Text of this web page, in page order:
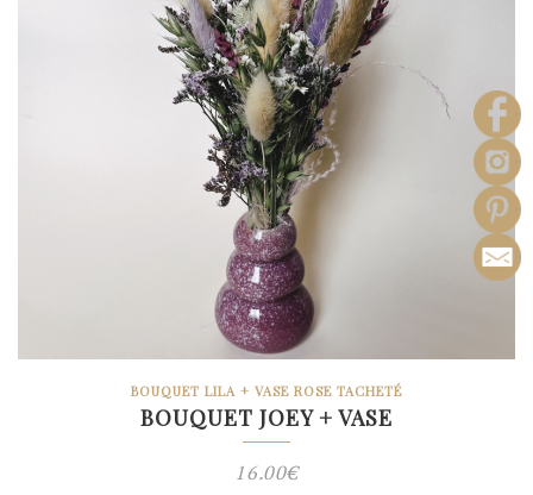
BOUQUET LILA + VASE ROSE TACHETÉ
BOUQUET JOEY + VASE
16.00€